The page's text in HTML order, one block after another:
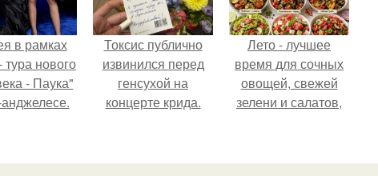
в рамках
нового
- Паука"
Токсис публично
извинился перед
генсухой на
концерте крида.
Лето - лучшее
время для сочных
овощей, свежей
зелени и салатов,
несколько минут.